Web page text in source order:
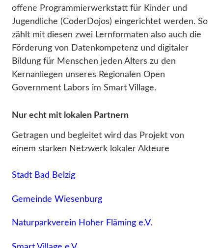
offene Programmierwerkstatt für Kinder und
Jugendliche (CoderDojos) eingerichtet werden. So
zählt mit diesen zwei Lernformaten also auch die
Förderung von Datenkompetenz und digitaler
Bildung für Menschen jeden Alters zu den
Kernanliegen unseres Regionalen Open
Government Labors im Smart Village.
Nur echt mit lokalen Partnern
Getragen und begleitet wird das Projekt von
einem starken Netzwerk lokaler Akteure
Stadt Bad Belzig
Gemeinde Wiesenburg
Naturparkverein Hoher Fläming e.V.